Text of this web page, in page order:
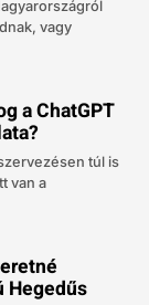
vagy
a ChatGPT
túl is
van a
Hegedűs